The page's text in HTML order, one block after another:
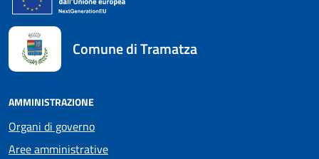
Comune di Tramatza
AMMINISTRAZIONE
Organi di governo
Aree amministrative